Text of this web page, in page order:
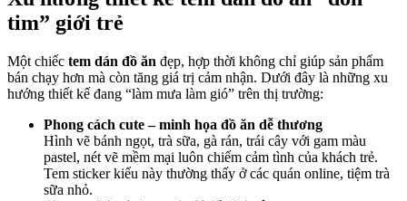
tim” giới trẻ
Một chiếc tem dán đồ ăn đẹp, hợp thời không chỉ giúp sản phẩm
bán chạy hơn mà còn tăng giá trị cảm nhận. Dưới đây là những xu
hướng thiết kế đang “làm mưa làm gió” trên thị trường:
Phong cách cute – minh họa đồ ăn dễ thương
Hình vẽ bánh ngọt, trà sữa, gà rán, trái cây với gam màu
pastel, nét vẽ mềm mại luôn chiếm cảm tình của khách trẻ.
Tem sticker kiểu này thường thấy ở các quán online, tiệm trà
sữa nhỏ.